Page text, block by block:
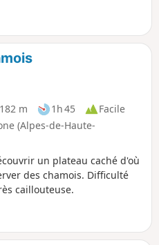
m 1h 45
Facile
(Alpes-de-Haute-
un plateau caché d'où
des chamois. Difficulté
caillouteuse.